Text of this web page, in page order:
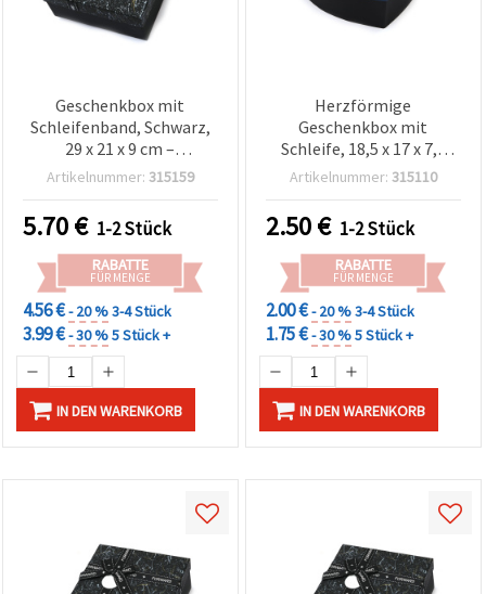
Geschenkbox mit
Schleifenband, Schwarz,
29 x 21 x 9 cm –
Geschenkverpackung für
Artikelnummer: 315159
5.70€ 1-2 Stück
RABATTE
FÜR MENGE
4.56 €- 20 %3-4 Stück
3.99 €- 30 %5 Stück +
IN DEN WARENKORB
Herzförmige
Geschenkbox mit
Schleife, 18,5 x 17 x 7,5
cm, in blauer Marmor-
Artikelnummer: 315110
2.50€ 1-2 Stück
RABATTE
FÜR MENGE
2.00 €- 20 %3-4 Stück
1.75 €- 30 %5 Stück +
IN DEN WARENKORB